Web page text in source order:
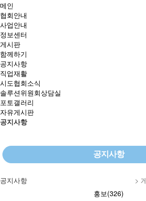
메인
협회안내
사업안내
정보센터
게시판
함께하기
공지사항
직업재활
시도협회소식
솔루션위원회상담실
포토갤러리
자유게시판
공지사항
공지사항
>
공지사항
홍보(326)